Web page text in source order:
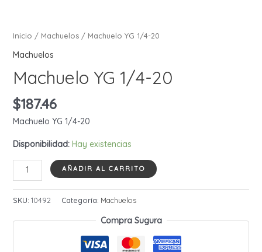
Inicio / Machuelos/ Machuelo YG 1/4-20
Machuelos
Machuelo YG 1/4-20
$187.46
Machuelo YG 1/4-20
Disponibilidad: Hay existencias
Machuelo
YG
1/4-
cantidad
AÑADIR AL CARRITO
SKU: 10492 Categoría: Machuelos
Compra Sugura